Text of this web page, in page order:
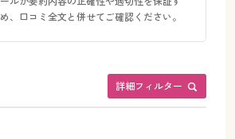
、口コミ全文と併せてご確認ください。
詳細フィルター